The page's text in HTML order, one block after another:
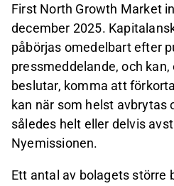
First North Growth Market
december 2025.
påbörjas omedelbart efter
pressmeddelande, och
beslutar, komma att
kan när som helst avbrytas
således helt eller delvis
Nyemissionen.
Ett antal av bolagets större